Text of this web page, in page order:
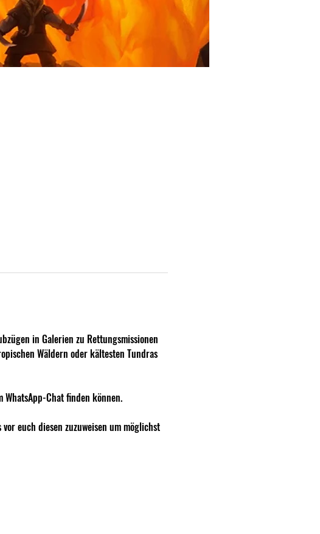
in Galerien zu Rettungsmissionen
Wäldern oder kältesten Tundras
Chat finden können.
euch diesen zuzuweisen um möglichst